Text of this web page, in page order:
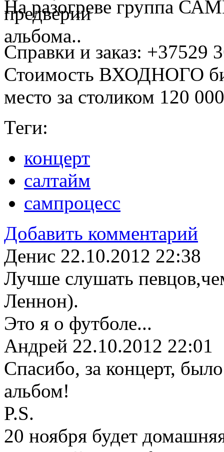
На разогреве группа
Справки и заказ: +37529
Стоимость ВХОДНОГО
место за столиком 120 000
Теги:
концерт
салтайм
сампроцесс
Добавить комментарий
Денис 22.10.2012 22:38
Лучше слушать
Леннон).
Это я о футболе...
Андрей 22.10.2012 22:01
Спасибо, за концерт,
альбом!
P.S.
20 ноября будет